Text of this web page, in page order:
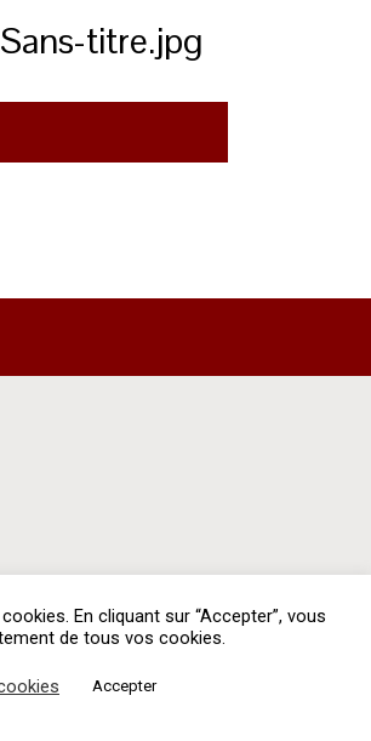
titre.jpg
En cliquant sur “Accepter”, vous
de tous vos cookies.
Accepter